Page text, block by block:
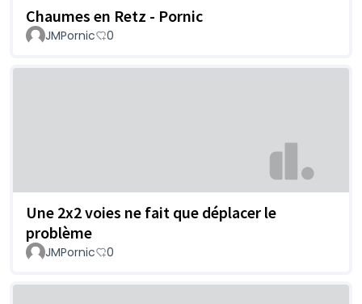
Chaumes en Retz - Pornic
JMPornic 0
Une 2x2 voies ne fait que déplacer le
problème
JMPornic 0